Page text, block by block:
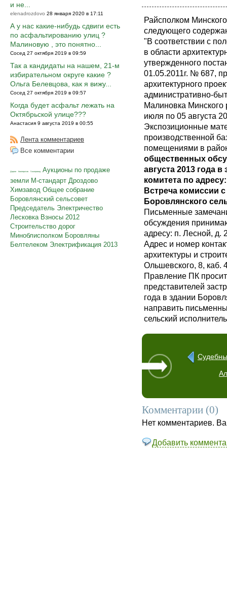
и не...
elenadrozdovo 28 января 2020 в 17:11
А у нас какие-нибудь сдвиги есть
по асфальтированию улиц ?
Малиновую , это понятно...
Сосед 27 октября 2019 в 09:59
Так а кандидаты на нашем, 21-м
избирательном округе какие ?
Ольга Белевцова, как я вижу...
Сосед 27 октября 2019 в 09:57
Когда будет асфальт лежать на
Октябрьской улице???
Анастасия 9 августа 2019 в 00:55
Лента комментариев
Все комментарии
Дороги Кооператив Газопровод
Аукционы по продаже
земли М-стандарт Дроздово
Химзавод Общее собрание
Боровлянский сельсовет
Председатель Электричество
Лесковка Взносы 2012
Строительство дорог
Миноблисполком Боровляны
Белтелеком Электрификация 2013
Райсполком
следующего
"В соответствии с
в области
утвержденного
01.05.2011г. № 687,
архитектурного
административно-
Малиновка Минского
июля по 05 августа
Экспозиционные
производственной
помещениями в
общественных
августа 2013 года
комитета по
Встреча комиссии с
Боровлянского
Письменные
обсуждения
адресу: п. Лесной, д.
Адрес и номер
архитектуры и
Ольшевского, 8, каб.
Правление ПК
представителей
года в здании
направить
сельский
Комментарии (0)
Нет комментариев.
Добавить